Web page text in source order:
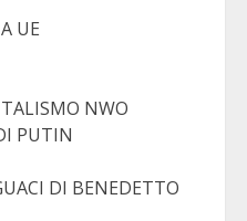
UE
NWO
PUTIN
DI BENEDETTO